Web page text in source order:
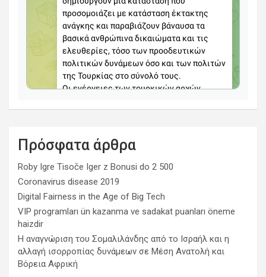
Πρόσφατα άρθρα
Roby Igre Tisoče Iger z Bonusi do 2 500
Coronavirus disease 2019
Digital Fairness in the Age of Big Tech
VIP programları ün kazanma ve sadakat puanları öneme
haizdir
Η αναγνώριση του Σομαλιλάνδης από το Ισραήλ και η
αλλαγή ισορροπίας δυνάμεων σε Μέση Ανατολή και
Βόρεια Αφρική